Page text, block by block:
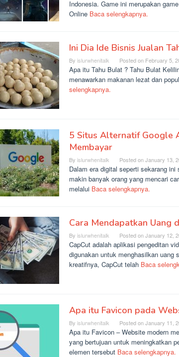
Indonesia. Game ini merupakan
Online Baca selengkapnya.
Ini Dia Ide Bisnis Jualan
By islurwhenitalk Posted on February 5,
Apa itu Tahu Bulat ? Tahu Bulat
menawarkan makanan lezat dan
selengkapnya.
5 Situs Alternatif Google
Membayar
By islurwhenitalk Posted onJanuary 13,
Dalam era digital seperti sekarang ini
makin banyak orang yang mencari
melalui Baca selengkapnya.
Cara Mendapatkan Uang
By islurwhenitalk Posted onJanuary 12,
CapCut adalah aplikasi pengeditan
digunakan untuk menghasilkan uang
kreatifnya, CapCut telah Baca
Apa itu Favicon pada
By islurwhenitalk Posted onJanuary 11,
Apa itu Favicon – Website modern
yang bertujuan untuk meningkatkan
elemen tersebut Baca selengkapnya.